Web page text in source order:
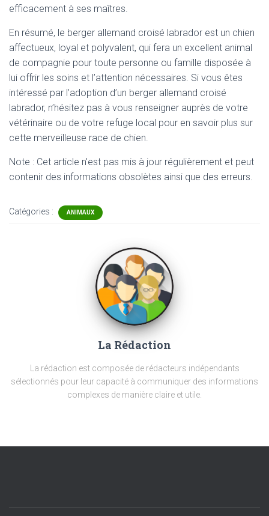
efficacement à ses maîtres.
En résumé, le berger allemand croisé labrador est un chien
affectueux, loyal et polyvalent, qui fera un excellent animal
de compagnie pour toute personne ou famille disposée à
lui offrir les soins et l’attention nécessaires. Si vous êtes
intéressé par l’adoption d’un berger allemand croisé
labrador, n’hésitez pas à vous renseigner auprès de votre
vétérinaire ou de votre refuge local pour en savoir plus sur
cette merveilleuse race de chien.
Note : Cet article n'est pas mis à jour régulièrement et peut
contenir des informations obsolètes ainsi que des erreurs.
Catégories : ANIMAUX
La Rédaction
La rédaction est composée de rédacteurs indépendants
sélectionnés pour leur capacité à communiquer des informations
complexes de manière claire et utile.